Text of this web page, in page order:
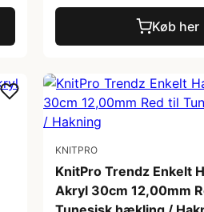
Køb her
KNITPRO
KnitPro Trendz Enkelt
Akryl 30cm 12,00mm